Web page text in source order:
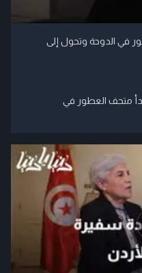
في الدوحة وتحول إلى
متحف العطور في